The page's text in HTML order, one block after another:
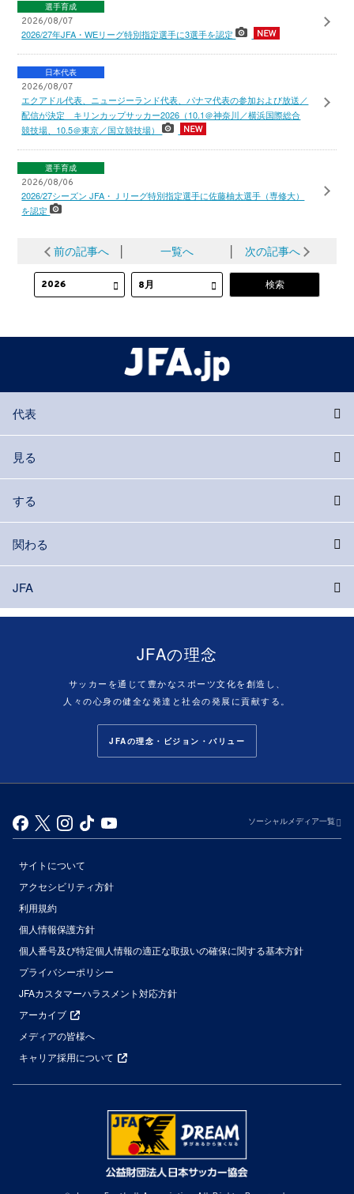
選手育成
2026/08/07
2026/27年JFA・WEリーグ特別指定選手に3選手を認定
日本代表
2026/08/07
エクアドル代表、ニュージーランド代表、パナマ代表の参加および放送／
配信が決定 キリンカップサッカー2026（10.1＠神奈川／横浜国際総合
競技場、10.5＠東京／国立競技場）
選手育成
2026/08/06
2026/27シーズン JFA・Ｊリーグ特別指定選手に佐藤柚太選手（専修大）
を認定
前の記事へ 一覧へ 次の記事へ
代表
見る
する
関わる
JFA
JFAの理念
サッカーを通じて豊かなスポーツ文化を創造し、
人々の心身の健全な発達と社会の発展に貢献する。
JFAの理念・ビジョン・バリュー
ソーシャルメディア一覧
サイトについて
アクセシビリティ方針
利用規約
個人情報保護方針
個人番号及び特定個人情報の適正な取扱いの確保に関する基本方針
プライバシーポリシー
JFAカスタマーハラスメント対応方針
アーカイブ
メディアの皆様へ
キャリア採用について